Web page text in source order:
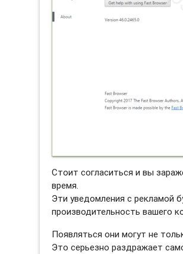
Стоит согласиться и вы
время.
Эти уведомления с рекламой
производительность вашего
Появляться они могут не
Это серьезно раздражает